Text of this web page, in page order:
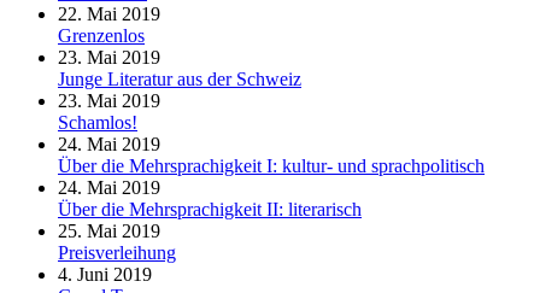
22. Mai 2019
Grenzenlos
23. Mai 2019
Junge Literatur aus der Schweiz
23. Mai 2019
Schamlos!
24. Mai 2019
Über die Mehrsprachigkeit I: kultur- und sprachpolitisch
24. Mai 2019
Über die Mehrsprachigkeit II: literarisch
25. Mai 2019
Preisverleihung
4. Juni 2019